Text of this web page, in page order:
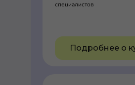
специалистов
Подробнее о